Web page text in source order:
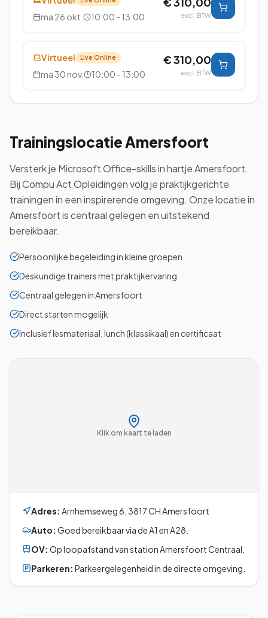
ma 26 okt. 10:00 - 13:00 excl. BTW
Virtueel Live Online
ma 30 nov. 10:00 - 13:00
€ 310,00
excl. BTW
TrainingslocatieAmersfoort
Versterk je Microsoft Office-skills in hartje Amersfoort.
Bij Compu Act Opleidingen volg je praktijkgerichte
trainingen in een inspirerende omgeving. Onze locatie in
Amersfoort is centraal gelegen en uitstekend
bereikbaar.
Persoonlijke begeleiding in kleine groepen
Deskundige trainers met praktijkervaring
Centraal gelegen in Amersfoort
Direct starten mogelijk
Inclusief lesmateriaal, lunch (klassikaal) en certificaat
Klik om kaart te laden
Adres: Arnhemseweg 6 3817 CHAmersfoort
Auto: Goed bereikbaar via de A1 en A28.
OV: Op loopafstand van station Amersfoort Centraal.
Parkeren: Parkeergelegenheid in de directe omgeving.